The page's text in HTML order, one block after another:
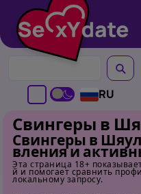
RU
Свингеры в
Свингеры в
вления и
Эта страница 18+
й и помогает сравнить
локальному запросу.